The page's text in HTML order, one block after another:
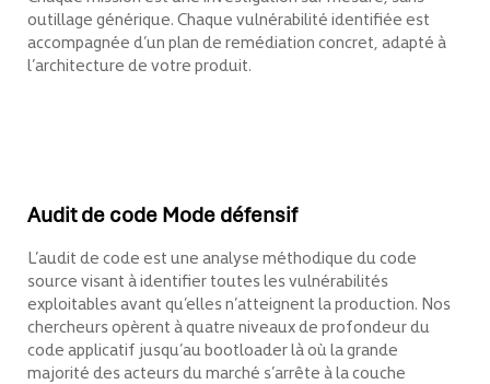
outillage générique. Chaque vulnérabilité identifiée est
accompagnée d’un plan de remédiation concret, adapté à
l’architecture de votre produit.
Audit de code Mode défensif
L’audit de code est une analyse méthodique du code
source visant à identifier toutes les vulnérabilités
exploitables avant qu’elles n’atteignent la production. Nos
chercheurs opèrent à quatre niveaux de profondeur du
code applicatif jusqu’au bootloader là où la grande
majorité des acteurs du marché s’arrête à la couche